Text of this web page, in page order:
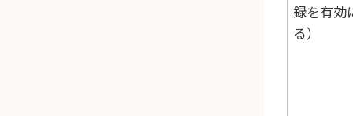
録を有効
る）